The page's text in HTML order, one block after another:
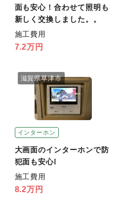
面も安心！合わせて照明も
新しく交換しました。。
施工費用
7.2万円
インターホン
滋賀県草津市
大画面のインターホンで防
犯面も安心❕
施工費用
8.2万円